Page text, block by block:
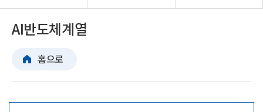
AI반도체계열
홈으로